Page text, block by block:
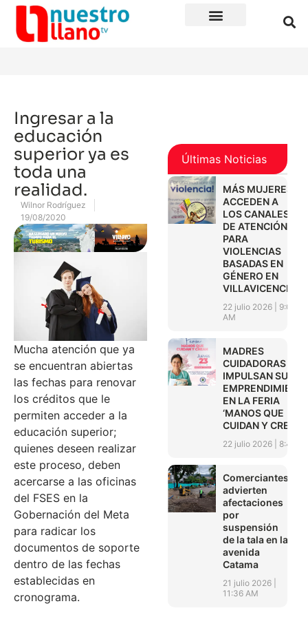
Ingresar a la
educación
superior ya es
toda una
realidad.
Wilnor Rodríguez
19/08/2020
Mucha atención que ya
se encuentran abiertas
las fechas para renovar
los créditos que le
permiten acceder a la
educación superior;
quienes deseen realizar
este proceso, deben
acercarse a las oficinas
del FSES en la
Gobernación del Meta
para radicar los
documentos de soporte
dentro de las fechas
establecidas en
cronograma.
Últimas Noticias
MÁS MUJERES
ACCEDEN A
LOS CANALES
DE ATENCIÓN
PARA
VIOLENCIAS
BASADAS EN
GÉNERO EN
VILLAVICENCIO
22 julio 2026
9:01
AM
MADRES
CUIDADORAS
IMPULSAN SUS
EN LA FERIA
‘MANOS QUE
CUIDAN Y CREAN’
22 julio 2026 8:45
Comerciantes
advierten
afectaciones
por
suspensión
de la tala en la
avenida
Catama
21 julio 2026
11:36 AM